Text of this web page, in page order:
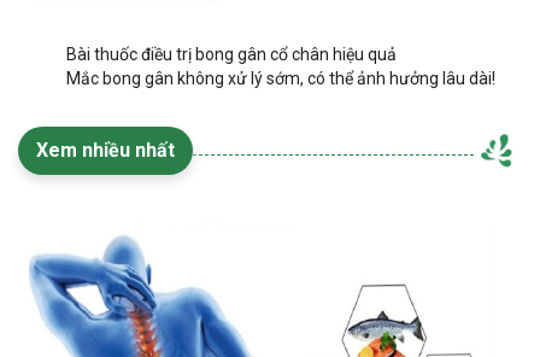
Bài thuốc điều trị bong gân cổ chân hiệu quả
Mắc bong gân không xử lý sớm, có thể ảnh hưởng lâu dài!
Xem nhiều nhất